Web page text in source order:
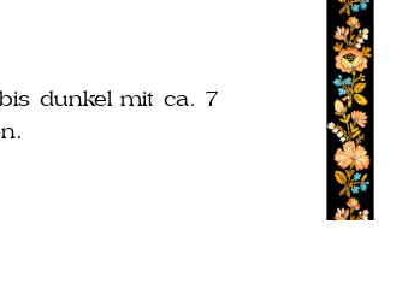
dun­kel mit ca. 7